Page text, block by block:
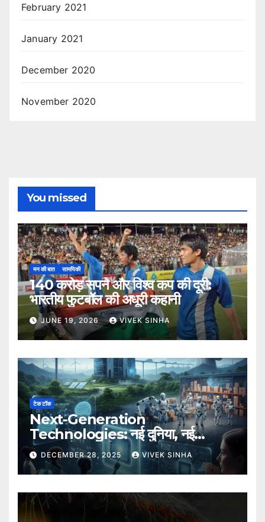
February 2021
January 2021
December 2020
November 2020
You missed
मन की बात सामयिकी
140 करोड़ सपने और विश्व कप की दूरी:
भारतीय फुटबॉल की अधूरी कहानी
JUNE 19, 2026 VIVEK SINHA
टेक टॉक
Next-Generation
Technologies: नई दुनिया, नई
संभावनाएँ, नया भविष्य
DECEMBER 28, 2025 VIVEK SINHA